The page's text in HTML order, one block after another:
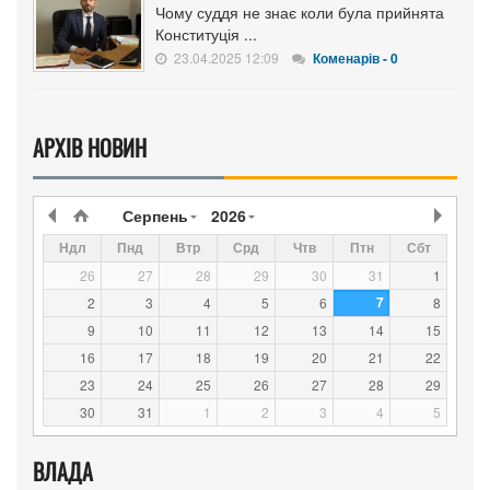
Чому суддя не знає коли була прийнята
Конституція ...
23.04.2025 12:09 Коменарів - 0
АРХІВ НОВИН
Серпень 2026
Ндл Пнд Втр Срд Чтв Птн Сбт
26 27 28 29 30 31
1
2
3 4 5 6 7
8
9
10 11 12 13 14
15
16
17 18 19 20 21
22
23
24 25 26 27 28
29
30
31 1 2 3 4 5
ВЛАДА